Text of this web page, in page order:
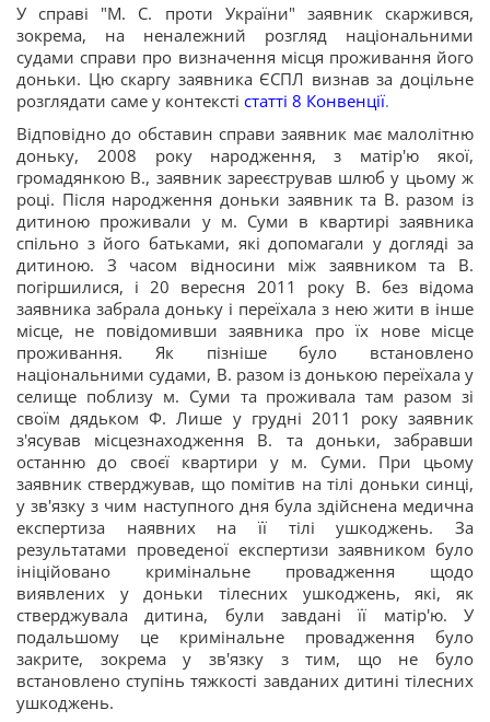
У справі "М. С. проти України" заявник скаржився,
зокрема, на неналежний розгляд національними
судами справи про визначення місця проживання його
доньки. Цю скаргу заявника ЄСПЛ визнав за доцільне
розглядати саме у контексті статті 8 Конвенції.
Відповідно до обставин справи заявник має малолітню
доньку, 2008 року народження, з матір'ю якої,
громадянкою В., заявник зареєстрував шлюб у цьому ж
році. Після народження доньки заявник та В. разом із
дитиною проживали у м. Суми в квартирі заявника
спільно з його батьками, які допомагали у догляді за
дитиною. З часом відносини між заявником та В.
погіршилися, і 20 вересня 2011 року В. без відома
заявника забрала доньку і переїхала з нею жити в інше
місце, не повідомивши заявника про їх нове місце
проживання. Як пізніше було встановлено
національними судами, В. разом із донькою переїхала у
селище поблизу м. Суми та проживала там разом зі
своїм дядьком Ф. Лише у грудні 2011 року заявник
з'ясував місцезнаходження В. та доньки, забравши
останню до своєї квартири у м. Суми. При цьому
заявник стверджував, що помітив на тілі доньки синці,
у зв'язку з чим наступного дня була здійснена медична
експертиза наявних на її тілі ушкоджень. За
результатами проведеної експертизи заявником було
ініційовано кримінальне провадження щодо
виявлених у доньки тілесних ушкоджень, які, як
стверджувала дитина, були завдані її матір'ю. У
подальшому це кримінальне провадження було
закрите, зокрема у зв'язку з тим, що не було
встановлено ступінь тяжкості завданих дитині тілесних
ушкоджень.